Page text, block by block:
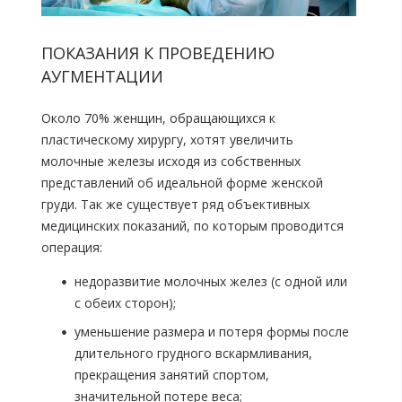
ПОКАЗАНИЯ К ПРОВЕДЕНИЮ
АУГМЕНТАЦИИ
Около 70% женщин, обращающихся к
пластическому хирургу, хотят увеличить
молочные железы исходя из собственных
представлений об идеальной форме женской
груди. Так же существует ряд объективных
медицинских показаний, по которым проводится
операция:
недоразвитие молочных желез (с одной или
с обеих сторон);
уменьшение размера и потеря формы после
длительного грудного вскармливания,
прекращения занятий спортом,
значительной потере веса;